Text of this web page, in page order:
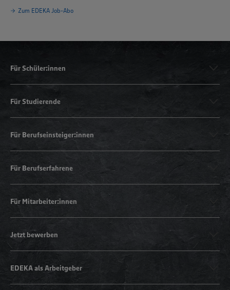
Zum EDEKA Job-Abo
Für Schüler:innen
Für Studierende
Für Berufseinsteiger:innen
Für Berufserfahrene
Für Mitarbeiter:innen
Jetzt bewerben
EDEKA als Arbeitgeber